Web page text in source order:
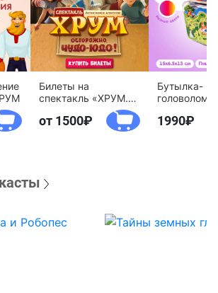
Билеты на
спектакль «ХРУМ.
Осторожно, Чудо-
Юдо!»
от 1500
Бутылка-
агентство
1990